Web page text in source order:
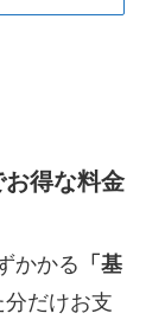
得な料金
かかる 「基
だけお支